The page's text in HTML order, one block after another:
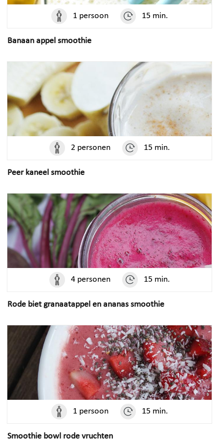
1 persoon 15 min.
Banaan appel smoothie
2 personen 15 min.
Peer kaneel smoothie
4 personen 15 min.
Rode biet granaatappel en ananas smoothie
1 persoon 15 min.
Smoothie bowl rode vruchten